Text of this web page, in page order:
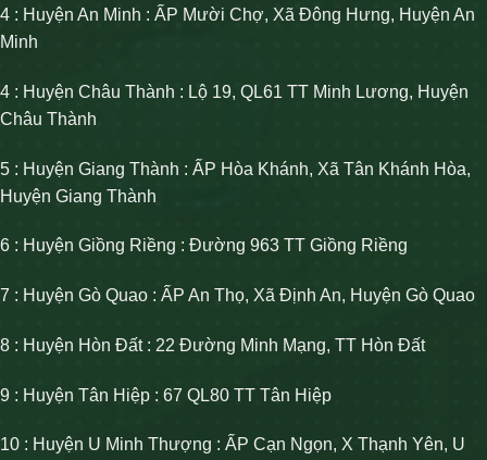
4 : Huyện An Minh : ẤP Mười Chợ, Xã Đông Hưng, Huyện An
Minh
4 : Huyện Châu Thành : Lộ 19, QL61 TT Minh Lương, Huyện
Châu Thành
5 : Huyện Giang Thành : ẤP Hòa Khánh, Xã Tân Khánh Hòa,
Huyện Giang Thành
6 : Huyện Giồng Riềng : Đường 963 TT Giồng Riềng
7 : Huyện Gò Quao : ẤP An Thọ, Xã Định An, Huyện Gò Quao
8 : Huyện Hòn Đất : 22 Đường Minh Mạng, TT Hòn Đất
9 : Huyện Tân Hiệp : 67 QL80 TT Tân Hiệp
10 : Huyện U Minh Thượng : ẤP Cạn Ngọn, X Thạnh Yên, U